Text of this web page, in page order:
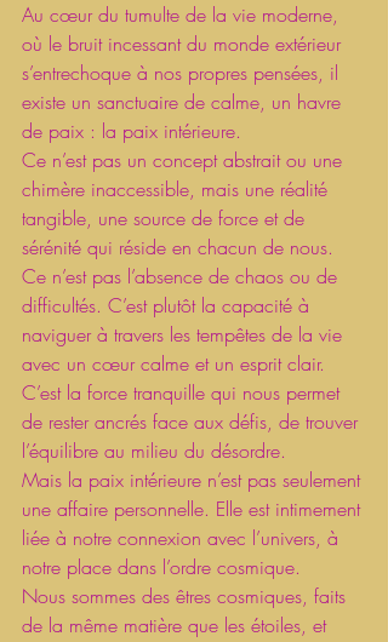
Au cœur du tumulte de la vie moderne,
où le bruit incessant du monde extérieur
s’entrechoque à nos propres pensées, il
existe un sanctuaire de calme, un havre
de paix : la paix intérieure.
Ce n’est pas un concept abstrait ou une
chimère inaccessible, mais une réalité
tangible, une source de force et de
sérénité qui réside en chacun de nous.
Ce n’est pas l’absence de chaos ou de
difficultés. C’est plutôt la capacité à
naviguer à travers les tempêtes de la vie
avec un cœur calme et un esprit clair.
C’est la force tranquille qui nous permet
de rester ancrés face aux défis, de trouver
l’équilibre au milieu du désordre.
Mais la paix intérieure n’est pas seulement
une affaire personnelle. Elle est intimement
liée à notre connexion avec l’univers, à
notre place dans l’ordre cosmique.
Nous sommes des êtres cosmiques, faits
de la même matière que les étoiles, et